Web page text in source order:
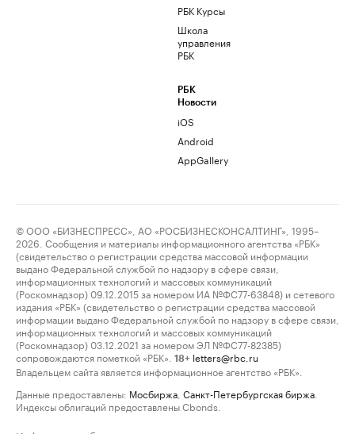
РБК Курсы
Школа
управления
РБК
РБК
Новости
iOS
Android
AppGallery
© ООО «БИЗНЕСПРЕСС», АО «РОСБИЗНЕСКОНСАЛТИНГ», 1995–
2026. Сообщения и материалы информационного агентства «РБК»
(свидетельство о регистрации средства массовой информации
выдано Федеральной службой по надзору в сфере связи,
информационных технологий и массовых коммуникаций
(Роскомнадзор) 09.12.2015 за номером ИА №ФС77-63848) и сетевого
издания «РБК» (свидетельство о регистрации средства массовой
информации выдано Федеральной службой по надзору в сфере связи,
информационных технологий и массовых коммуникаций
(Роскомнадзор) 03.12.2021 за номером ЭЛ №ФС77-82385)
сопровождаются пометкой «РБК».
18+ letters@rbc.ru
Владельцем сайта является информационное агентство «РБК».
Данные предоставлены: Мосбиржа Санкт-Петербургская биржа
Индексы облигаций предоставлены Cbonds.